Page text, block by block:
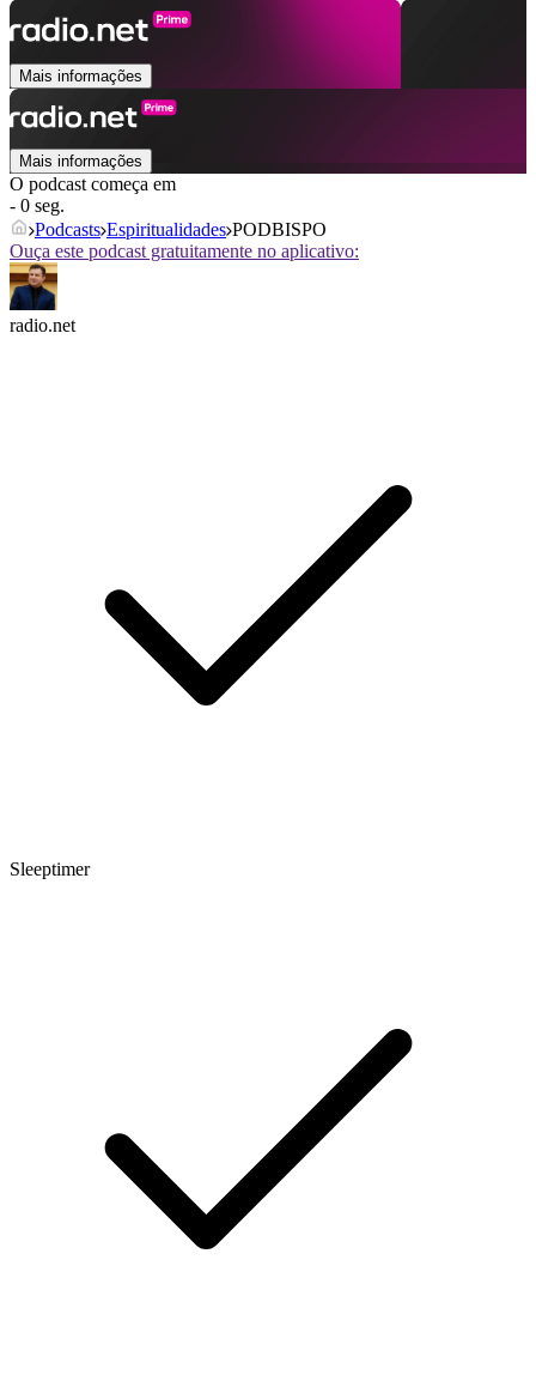
Mais informações
Mais informações
O podcast começa em
- 0 seg.
Podcasts Espiritualidades PODBISPO
Ouça este podcast gratuitamente no aplicativo:
radio.net
Sleeptimer